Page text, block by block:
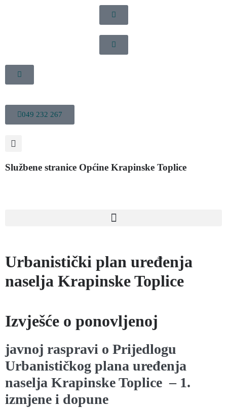
049 232 267
Službene stranice Općine Krapinske Toplice
Urbanistički plan uređenja
naselja Krapinske Toplice
Izvješće o ponovljenoj
javnoj raspravi o Prijedlogu
Urbanističkog plana uređenja
naselja Krapinske Toplice – 1.
izmjene i dopune